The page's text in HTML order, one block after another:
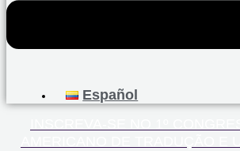
Español